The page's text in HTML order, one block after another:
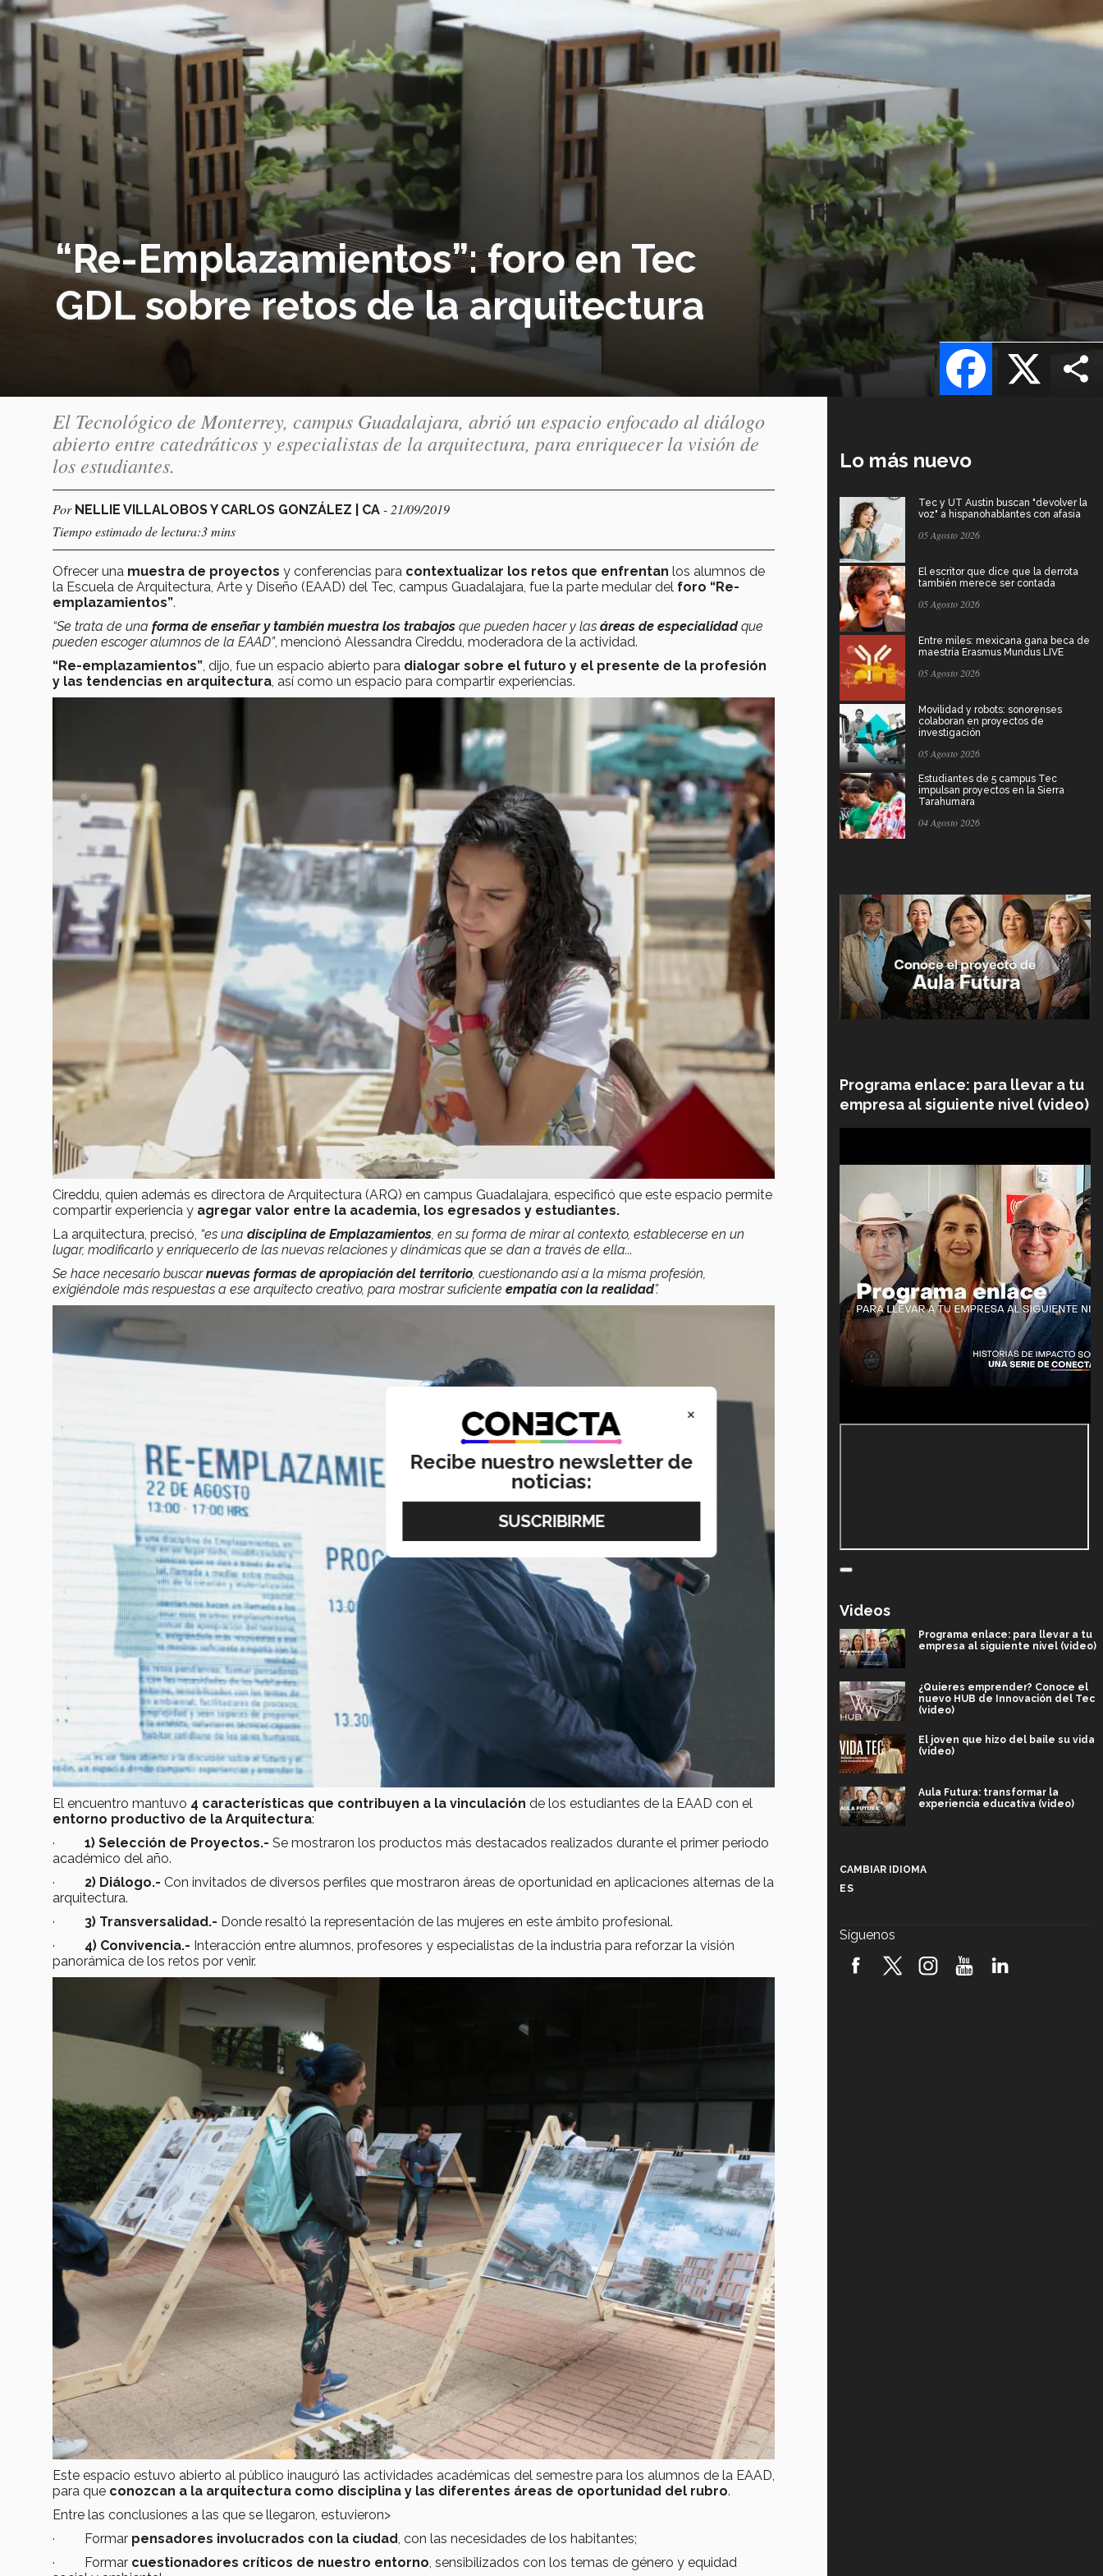
“Re-Emplazamientos”: foro en Tec
GDL sobre retos de la arquitectura
X
Facebook
El Tecnológico de Monterrey, campus Guadalajara, abrió un espacio enfocado al diálogo
abierto entre catedráticos y especialistas de la arquitectura, para enriquecer la visión de
los estudiantes.
Por NELLIE VILLALOBOS Y CARLOS GONZÁLEZ | CA - 21/09/2019
Tiempo estimado de lectura:3 mins
Ofrecer una muestra de proyectos y conferencias para contextualizar los retos que enfrentan los alumnos de
la Escuela de Arquitectura, Arte y Diseño (EAAD) del Tec, campus Guadalajara, fue la parte medular del foro “Re-
emplazamientos”.
“Se trata de una forma de enseñar y también muestra los trabajos que pueden hacer y las áreas de especialidadque
pueden escoger alumnos de la EAAD”, mencionó Alessandra Cireddu, moderadora de la actividad.
“Re-emplazamientos” , dijo, fue un espacio abierto para dialogar sobre el futuro y el presente de la profesión
y las tendencias en arquitectura , así como un espacio para compartir experiencias.
Cireddu, quien además es directora de Arquitectura (ARQ) en campus Guadalajara, especificó que este espacio permite
compartir experiencia y agregar valor entre la academia, los egresados y estudiantes.
La arquitectura, precisó, “es una disciplina de Emplazamientos, en su forma de mirar al contexto, establecerse en un
lugar, modificarlo y enriquecerlo de las nuevas relaciones y dinámicas que se dan a través de ella...
Se hace necesario buscarnuevas formas de apropiación del territorio, cuestionando así a la misma profesión,
exigiéndole más respuestas a ese arquitecto creativo, para mostrar suficiente empatía con la realidad”.
El encuentro mantuvo 4 características que contribuyen a la vinculación de los estudiantes de la EAAD con el
entorno productivo de la Arquitectura:
· 1) Selección de Proyectos.- Se mostraron los productos más destacados realizados durante el primer periodo
académico del año.
· 2) Diálogo.- Con invitados de diversos perfiles que mostraron áreas de oportunidad en aplicaciones alternas de la
arquitectura.
· 3) Transversalidad.- Donde resaltó la representación de las mujeres en este ámbito profesional.
· 4) Convivencia.- Interacción entre alumnos, profesores y especialistas de la industria para reforzar la visión
panorámica de los retos por venir.
Este espacio estuvo abierto al público inauguró las actividades académicas del semestre para los alumnos de la EAAD,
para que conozcan a la arquitectura como disciplina y las diferentes áreas de oportunidad del rubro.
Entre las conclusiones a las que se llegaron, estuvieron>
· Formar pensadores involucrados con la ciudad , con las necesidades de los habitantes;
· Formar cuestionadores críticos de nuestro entorno , sensibilizados con los temas de género y equidad
Lo más nuevo
Tec y UT Austin buscan "devolver la
voz" a hispanohablantes con afasia
05 Agosto 2026
El escritor que dice que la derrota
también merece ser contada
05 Agosto 2026
Entre miles: mexicana gana beca de
maestría Erasmus Mundus LIVE
05 Agosto 2026
Movilidad y robots: sonorenses
colaboran en proyectos de
investigación
05 Agosto 2026
Estudiantes de 5 campus Tec
impulsan proyectos en la Sierra
Tarahumara
04 Agosto 2026
Programa enlace: para llevar a tu
empresa al siguiente nivel (video)
Videos
Programa enlace: para llevar a tu
empresa al siguiente nivel (video)
¿Quieres emprender? Conoce el
nuevo HUB de Innovación del Tec
(video)
El joven que hizo del baile su vida
(video)
Aula Futura: transformar la
experiencia educativa (video)
robótica FIRST 2026! (video)
CAMBIAR IDIOMA
ES
Síguenos
×
Recibe nuestro newsletter de
noticias: